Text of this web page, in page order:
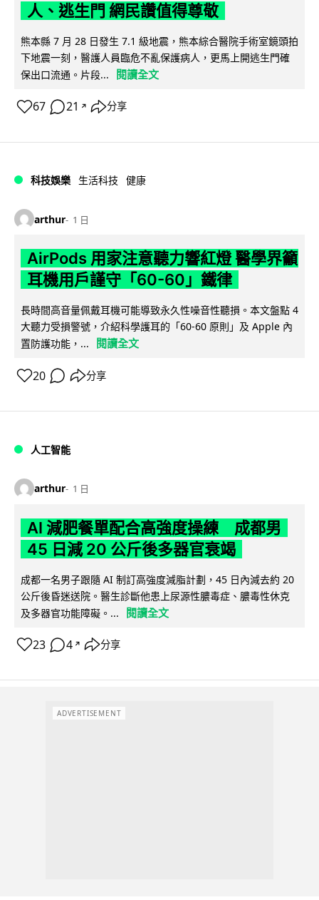
人、逃生門 網民讚值得尊敬
熊本縣 7 月 28 日發生 7.1 級地震，熊本綜合醫院手術室鏡頭拍
下地震一刻，醫護人員臨危不亂保護病人，更馬上開逃生門確
保出口流通。片段...
閱讀全文
67 21 ↗ 分享
科技娛樂 生活科技 健康
arthur 1 日
AirPods 用家注意聽力響紅燈 醫學界籲
耳機用戶謹守「60-60」鐵律
長時間高音量佩戴耳機可能導致永久性噪音性聽損。本文盤點 4
大聽力受損警號，介紹科學護耳的「60-60 原則」及 Apple 內
置防護功能，...
閱讀全文
20 分享
人工智能
arthur 1 日
AI 減肥餐單配合高強度操練 成都男
45 日減 20 公斤後多器官衰竭
成都一名男子跟隨 AI 制訂高強度減脂計劃，45 日內減去約 20
公斤後昏迷送院。醫生診斷他患上尿源性膿毒症、膿毒性休克
及多器官功能障礙。...
閱讀全文
23 4 ↗ 分享
ADVERTISEMENT